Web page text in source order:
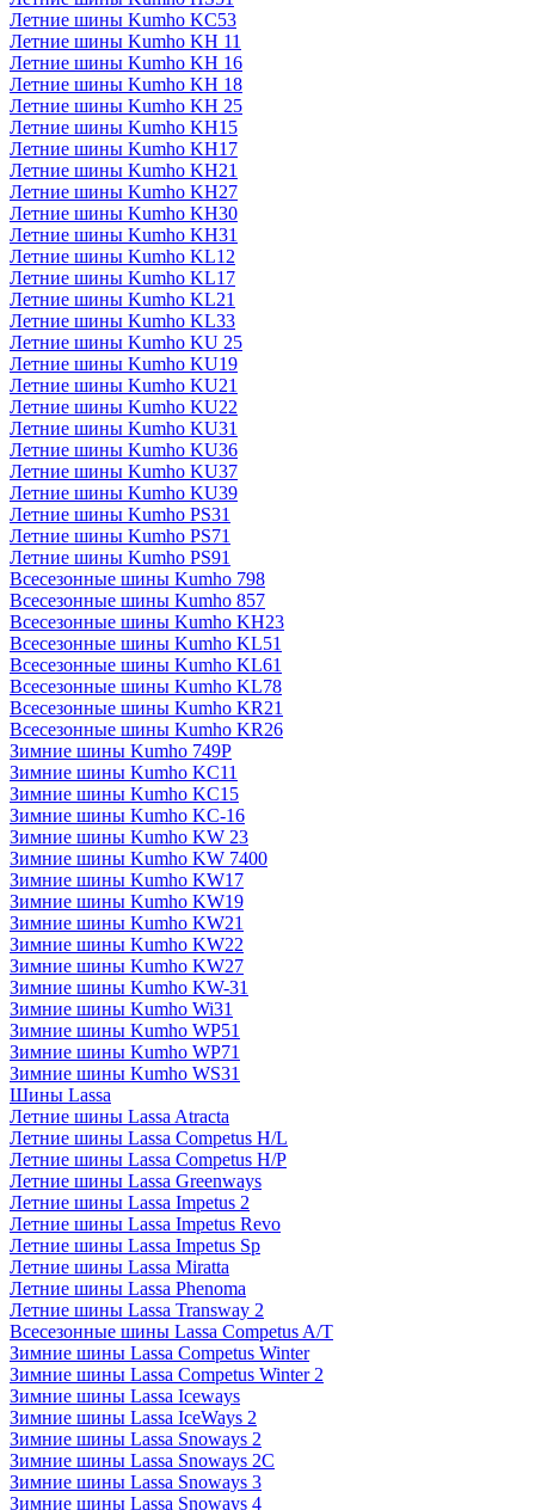
Летние шины Kumho KC53
Летние шины Kumho KH 11
Летние шины Kumho KH 16
Летние шины Kumho KH 18
Летние шины Kumho KH 25
Летние шины Kumho KH15
Летние шины Kumho KH17
Летние шины Kumho KH21
Летние шины Kumho KH27
Летние шины Kumho KH30
Летние шины Kumho KH31
Летние шины Kumho KL12
Летние шины Kumho KL17
Летние шины Kumho KL21
Летние шины Kumho KL33
Летние шины Kumho KU 25
Летние шины Kumho KU19
Летние шины Kumho KU21
Летние шины Kumho KU22
Летние шины Kumho KU31
Летние шины Kumho KU36
Летние шины Kumho KU37
Летние шины Kumho KU39
Летние шины Kumho PS31
Летние шины Kumho PS71
Летние шины Kumho PS91
Всесезонные шины Kumho 798
Всесезонные шины Kumho 857
Всесезонные шины Kumho KH23
Всесезонные шины Kumho KL51
Всесезонные шины Kumho KL61
Всесезонные шины Kumho KL78
Всесезонные шины Kumho KR21
Всесезонные шины Kumho KR26
Зимние шины Kumho 749P
Зимние шины Kumho KC11
Зимние шины Kumho KC15
Зимние шины Kumho KC-16
Зимние шины Kumho KW 23
Зимние шины Kumho KW 7400
Зимние шины Kumho KW17
Зимние шины Kumho KW19
Зимние шины Kumho KW21
Зимние шины Kumho KW22
Зимние шины Kumho KW27
Зимние шины Kumho KW-31
Зимние шины Kumho Wi31
Зимние шины Kumho WP51
Зимние шины Kumho WP71
Зимние шины Kumho WS31
Шины Lassa
Летние шины Lassa Atracta
Летние шины Lassa Competus H/L
Летние шины Lassa Competus H/P
Летние шины Lassa Greenways
Летние шины Lassa Impetus 2
Летние шины Lassa Impetus Revo
Летние шины Lassa Impetus Sp
Летние шины Lassa Miratta
Летние шины Lassa Phenoma
Летние шины Lassa Transway 2
Всесезонные шины Lassa Competus A/T
Зимние шины Lassa Competus Winter
Зимние шины Lassa Competus Winter 2
Зимние шины Lassa Iceways
Зимние шины Lassa IceWays 2
Зимние шины Lassa Snoways 2
Зимние шины Lassa Snoways 2C
Зимние шины Lassa Snoways 3
Зимние шины Lassa Snoways 4